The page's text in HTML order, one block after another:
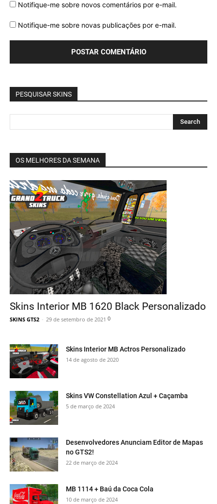
Notifique-me sobre novos comentários por e-mail.
Notifique-me sobre novas publicações por e-mail.
PESQUISAR SKINS
OS MELHORES DA SEMANA
Skins Interior MB 1620 Black Personalizado
SKINS GTS2 - 29 de setembro de 2021 0
Skins Interior MB Actros Personalizado
14 de agosto de 2020
Skins VW Constellation Azul + Caçamba
5 de março de 2024
Desenvolvedores Anunciam Editor de Mapas
no GTS2!
22 de março de 2024
MB 1114 + Baú da Coca Cola
10 de março de 2024